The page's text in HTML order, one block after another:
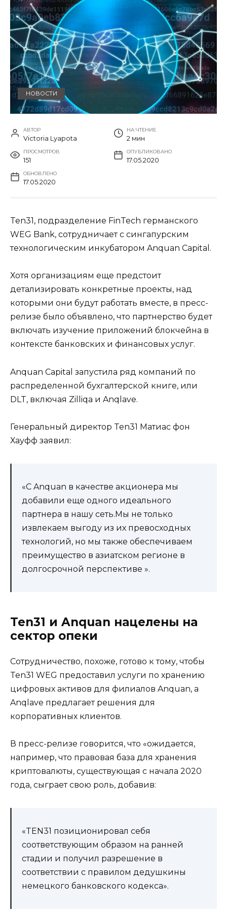
НОВОСТИ
АВТОР
Victoria Lyapota
НА ЧТЕНИЕ
2 мин
ПРОСМОТРОВ
151
ОПУБЛИКОВАНО
17.05.2020
ОБНОВЛЕНО
17.05.2020
Ten31, подразделение FinTech германского
WEG Bank, сотрудничает с сингапурским
технологическим инкубатором Anquan Capital.
Хотя организациям еще предстоит
детализировать конкретные проекты, над
которыми они будут работать вместе, в пресс-
релизе было объявлено, что партнерство будет
включать изучение приложений блокчейна в
контексте банковских и финансовых услуг.
Anquan Capital запустила ряд компаний по
распределенной бухгалтерской книге, или
DLT, включая Zilliqa и Anqlave.
Генеральный директор Ten31 Матиас фон
Хауфф заявил:
«С Anquan в качестве акционера мы
добавили еще одного идеального
партнера в нашу сеть.Мы не только
извлекаем выгоду из их превосходных
технологий, но мы также обеспечиваем
преимущество в азиатском регионе в
долгосрочной перспективе ».
Ten31 и Anquan нацелены на
сектор опеки
Сотрудничество, похоже, готово к тому, чтобы
Ten31 WEG предоставил услуги по хранению
цифровых активов для филиалов Anquan, а
Anqlave предлагает решения для
корпоративных клиентов.
В пресс-релизе говорится, что «ожидается,
например, что правовая база для хранения
криптовалюты, существующая с начала 2020
года, сыграет свою роль, добавив:
«TEN31 позиционировал себя
соответствующим образом на ранней
стадии и получил разрешение в
соответствии с правилом дедушкины
немецкого банковского кодекса».